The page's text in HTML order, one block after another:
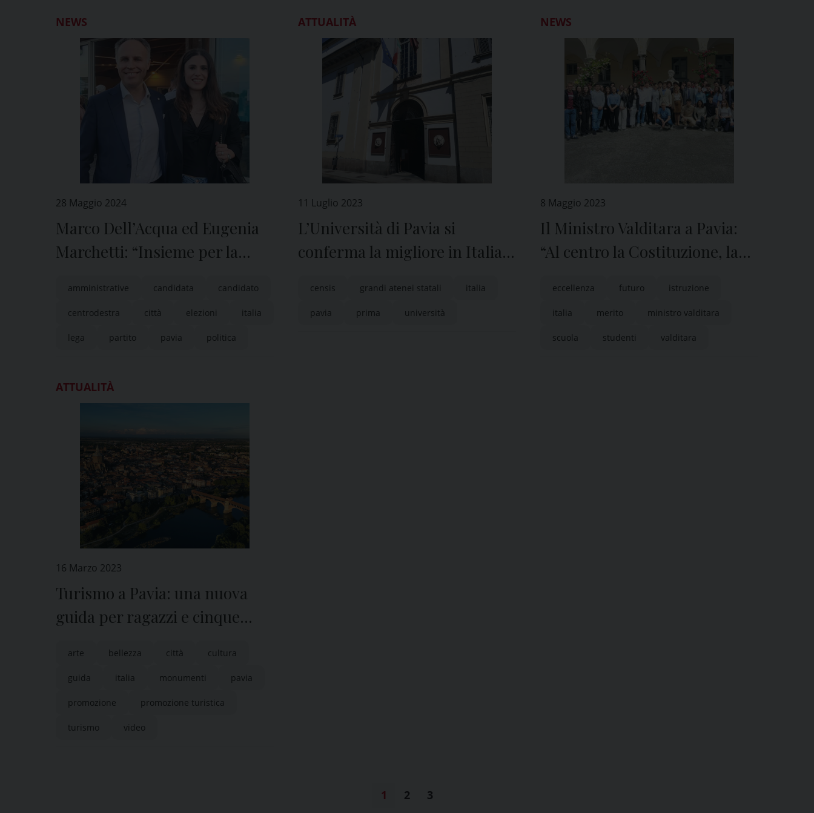
NEWS
28 Maggio 2024
Marco Dell’Acqua ed Eugenia
Marchetti: “Insieme per la
amministrative candidata candidato
centrodestra città elezioni italia
lega partito pavia politica
ATTUALITÀ
11 Luglio 2023
L’Università di Pavia si
conferma la migliore in Italia
censis grandi atenei statali italia
pavia prima università
NEWS
8 Maggio 2023
Il Ministro Valditara a Pavia:
“Al centro la Costituzione, la
eccellenza futuro istruzione
italia merito ministro valditara
scuola studenti valditara
ATTUALITÀ
16 Marzo 2023
Turismo a Pavia: una nuova
guida per ragazzi e cinque
arte bellezza città cultura
guida italia monumenti pavia
promozione promozione turistica
turismo video
1 2
3